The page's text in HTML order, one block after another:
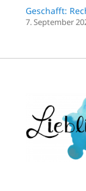
Geschafft:
7. September